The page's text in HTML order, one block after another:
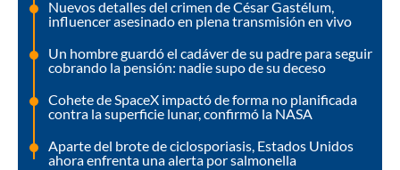
Nuevos detalles del crimen de César Gastélum,
influencer asesinado en plena transmisión en vivo
Un hombre guardó el cadáver de su padre para seguir
cobrando la pensión: nadie supo de su deceso
Cohete de SpaceX impactó de forma no planificada
contra la superficie lunar, confirmó la NASA
Aparte del brote de ciclosporiasis, Estados Unidos
ahora enfrenta una alerta por salmonella